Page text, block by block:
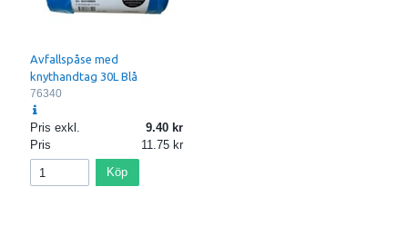
Avfallspåse med
knythandtag 30L Blå
76340
Pris exkl.
9.40
Pris
11.75
Köp